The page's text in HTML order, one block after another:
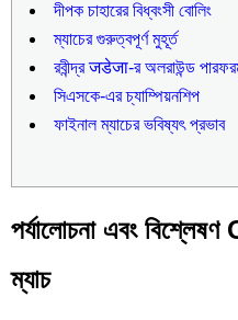
দীপক চাহারের বিধ্বংসী বোলিং
ম্যাচের গুরুত্বপূর্ণ মুহূর্ত
রবীন্দ্র जडेजा-র অলরাউন্ড
সিএসকে-এর চ্যাম্পিয়নশিপ
ফাইনাল ম্যাচের ভবিষ্যৎ প্রভাব
পর্যালোচনা এবং
ম্যাচ